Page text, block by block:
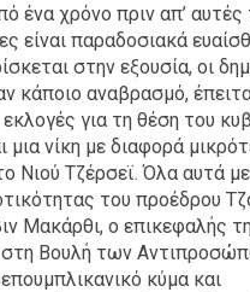
ένα χρόνο πριν απ’ αυτές
είναι παραδοσιακά
στην εξουσία, οι
κάποιο αναβρασμό,
για τη θέση του
μια νίκη με διαφορά
Νιού Τζέρσεϊ. Όλα αυτά
του προέδρου
Μακάρθι, ο επικεφαλής
στη Βουλή των
κύμα και